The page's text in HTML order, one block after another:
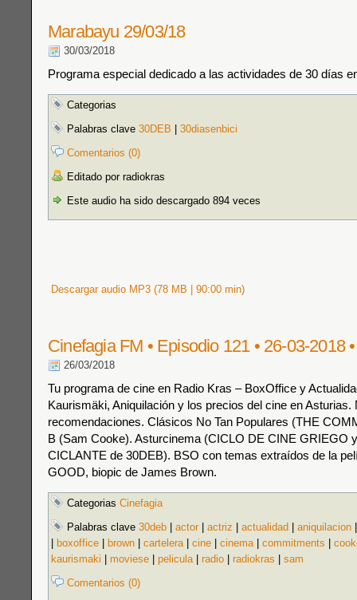
Marabayu 29/03/18
30/03/2018
Programa especial dedicado a las actividades de 30 días
Categorias
Palabras clave 30DEB
30diasenbici
Comentarios (0)
Editado por radiokras
Este audio ha sido descargado 894 veces
Descargar audio MP3 (78 MB | 90:00 min)
Cinefagia FM • Episodio 121 • 26-03-2018
26/03/2018
Tu programa de cine en Radio Kras – BoxOffice y
Kaurismäki, Aniquilación y los precios del cine en Asturias.
recomendaciones. Clásicos No Tan Populares (THE
B (Sam Cooke). Asturcinema (CICLO DE CINE GRIEGO
CICLANTE de 30DEB). BSO con temas extraídos de la
GOOD, biopic de James Brown.
Categorias Cinefagia
Palabras clave 30deb actor actriz actualidad aniquilacion
boxoffice brown cartelera| cine cinema| commitments
kaurismaki
moviese pelicula| radio radiokras
sam
Comentarios (0)